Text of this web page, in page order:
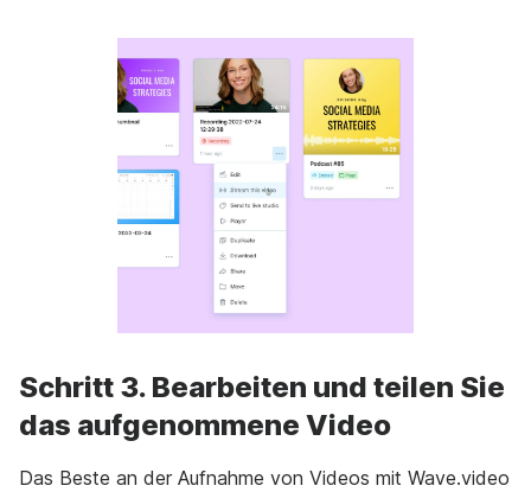
Schritt 3. Bearbeiten und teilen Sie
das aufgenommene Video
Das Beste an der Aufnahme von Videos mit Wave.video